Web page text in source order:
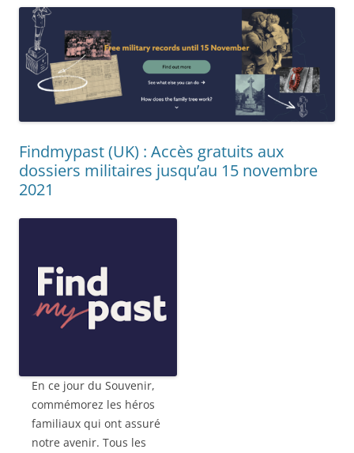
Findmypast (UK) : Accès gratuits aux
dossiers militaires jusqu’au 15 novembre
2021
En ce jour du Souvenir,
commémorez les héros
familiaux qui ont assuré
notre avenir. Tous les